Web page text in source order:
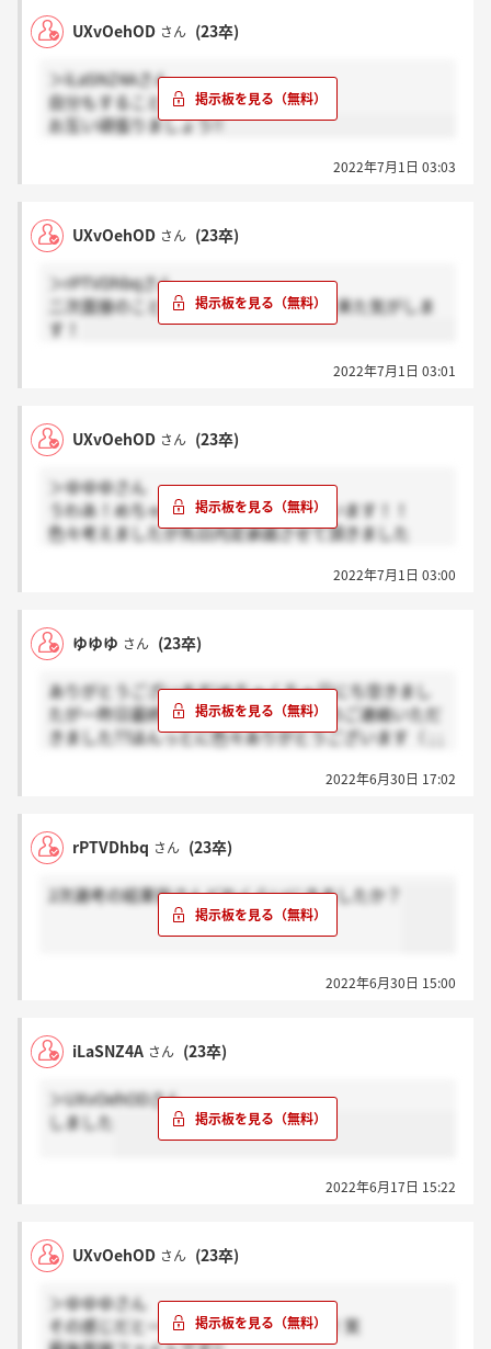
UXvOehOD さん (23卒)
＞iLaSNZ4Aさん
自分もすることにしました^^
お互い頑張りましょう!!
2022年7月1日 03:03
UXvOehOD さん (23卒)
＞rPTVDhbqさん
二次面接のことでしたら3日後くらいに来た気がしま
す！
2022年7月1日 03:01
UXvOehOD さん (23卒)
＞ゆゆゆさん
うわあ！めちゃくちゃおめでとうございます！！
色々考えましたが先日内定承諾させて頂きました
2022年7月1日 03:00
ゆゆゆ さん (23卒)
ありがとうございます!めちゃくちゃ日にち空きまし
たが一昨日最終面接を終えて今内々定のご連絡いただ
きました??ほんっとに色々ありがとうございます（ ; ;
2022年6月30日 17:02
rPTVDhbq さん (23卒)
2次選考の結果皆さんどれくらいにきましたか？
2022年6月30日 15:00
iLaSNZ4A さん (23卒)
＞UXvOehODさん
しました
2022年6月17日 15:22
UXvOehOD さん (23卒)
＞ゆゆゆさん
その感じだと一次受かったぽいですね！笑